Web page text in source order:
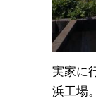
実家に
浜工場